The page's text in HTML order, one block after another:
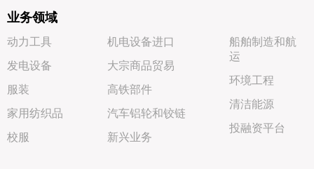
业务领域
动力工具
发电设备
服装
家用纺织品
校服
机电设备进口
大宗商品贸易
高铁部件
汽车铝轮和铰链
新兴业务
船舶制造和航
运
环境工程
清洁能源
投融资平台